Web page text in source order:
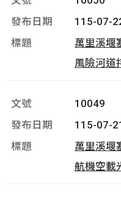
115-07-
萬里溪堰
風險河道
10049
115-07-
萬里溪堰
航機空載